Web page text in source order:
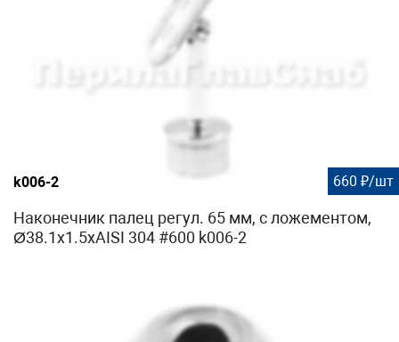
k006-2 660 ₽/шт
Наконечник палец регул. 65 мм, с ложементом,
Ø38.1х1.5хAISI 304 #600 k006-2